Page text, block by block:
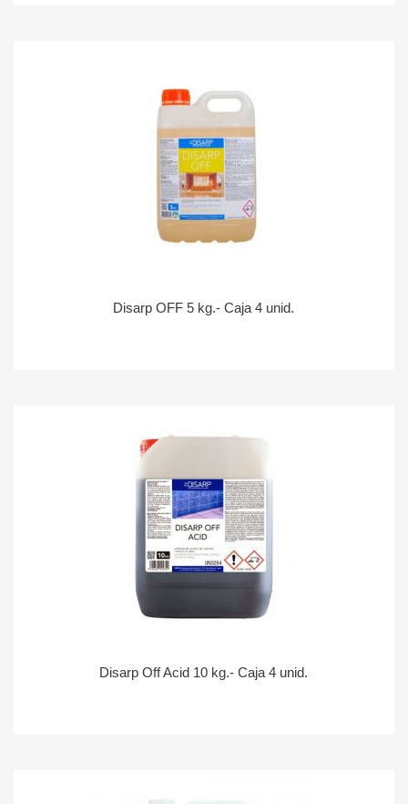
Disarp OFF 5 kg.- Caja 4 unid.
Disarp Off Acid 10 kg.- Caja 4 unid.